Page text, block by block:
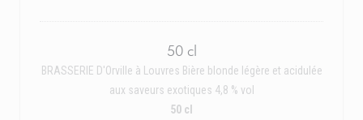
50 cl
BRASSERIE D'Orville à Louvres Bière blonde légère et acidulée
aux saveurs exotiques 4,8 % vol
50 cl